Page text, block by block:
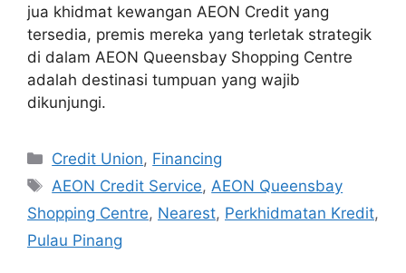
jua khidmat kewangan AEON Credit yang
tersedia, premis mereka yang terletak strategik
di dalam AEON Queensbay Shopping Centre
adalah destinasi tumpuan yang wajib
dikunjungi.
Categories
Credit Union, Financing
Tags
AEON Credit Service,AEON Queensbay
Shopping Centre, Nearest, Perkhidmatan Kredit,
Pulau Pinang